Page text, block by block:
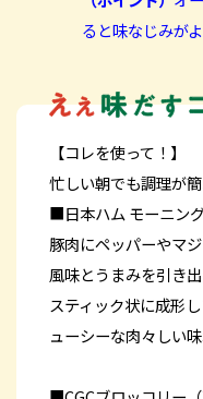
ると味なじみが
【コレを使って！】
忙しい朝でも調理が
■日本ハム モーニン
豚肉にペッパーやマ
風味とうまみを引き
スティック状に成形
ューシーな肉々しい